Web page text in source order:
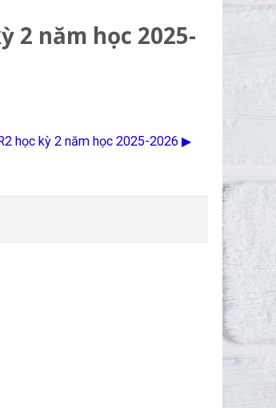
2 năm học 2025-
học kỳ 2 năm học 2025-2026 ▶︎